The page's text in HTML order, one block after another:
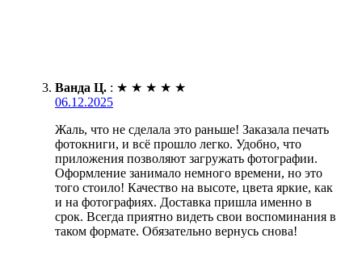
Ванда Ц. : ★ ★ ★ ★ ★
06.12.2025
Жаль, что не сделала это раньше! Заказала печать
фотокниги, и всё прошло легко. Удобно, что
приложения позволяют загружать фотографии.
Оформление занимало немного времени, но это
того стоило! Качество на высоте, цвета яркие, как
и на фотографиях. Доставка пришла именно в
срок. Всегда приятно видеть свои воспоминания в
таком формате. Обязательно вернусь снова!